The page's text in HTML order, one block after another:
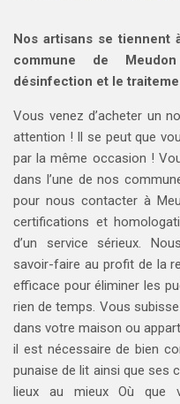
Nos artisans se tiennent
commune de
désinfection et le
Vous venez d’acheter un
attention ! Il se peut que
par la même occasion !
dans l’une de nos
pour nous contacter à
certifications et
d’un service sérieux.
savoir-faire au profit de la
efficace pour éliminer les
rien de temps. Vous
dans votre maison ou
il est nécessaire de bien
punaise de lit ainsi que ses
lieux au mieux Où que